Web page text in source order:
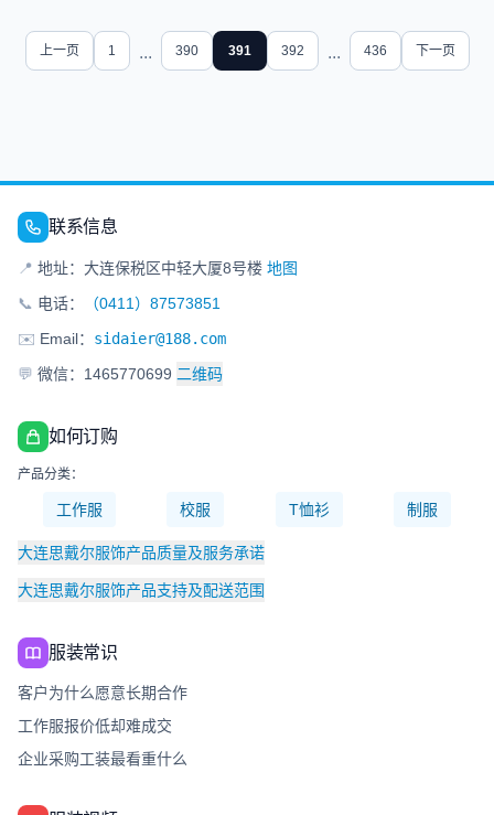
上一页 1 ... 390 391 392 ... 436 下一页
联系信息
📍 地址：大连保税区中轻大厦8号楼 地图
📞 电话：
（0411）87573851
✉️ Email： sidaier@188.com
💬 微信：1465770699 二维码
如何订购
产品分类：
工作服 校服 T恤衫 制服
大连思戴尔服饰产品质量及服务承诺
大连思戴尔服饰产品支持及配送范围
服装常识
客户为什么愿意长期合作
工作服报价低却难成交
企业采购工装最看重什么